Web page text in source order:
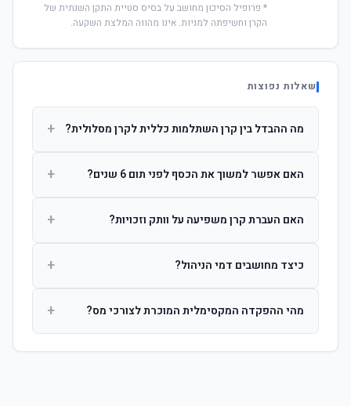
* פרופיל הסיכון מחושב על בסיס סטיית התקן השנתית של
הקרן וחשיפתה למניות. אינו מהווה המלצת השקעה.
שאלות נפוצות
מה ההבדל בין קרן השתלמות כללית לקרן מסלולית? +
ההשקעות. קרן מסלולית עוקבת אחרי מדד ספציפי ומאפשרת
האם אפשר למשוך את הכסף לפני תום 6 שנים? +
הרווחים. לאחר 6 שנים ניתן למשוך פטור ממס עד לתקרה
האם העברת קרן משפיעה על וותק וזכויות? +
החברות. הוותק ממשיך להיספר מיום ההפקדה הראשונה.
כיצד מחושבים דמי הניהול? +
ומתן על שיעורם בעת הצטרפות.
מהי ההפקדה המקסימלית המוכרת לצורכי מס? +